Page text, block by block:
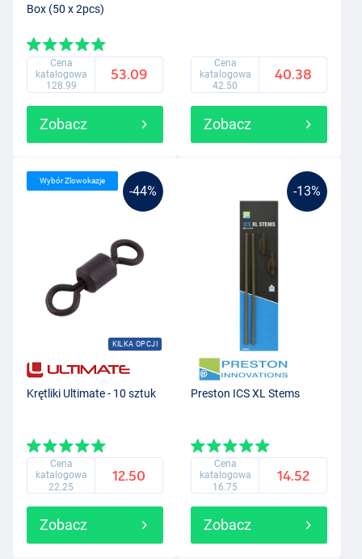
Box (50 x 2pcs)
Cena
katalogowa
128.99
53.09
Zobacz
Cena
katalogowa
42.50
40.38
Zobacz
-44%
KILKA OPCJI
Wybór Zlowokazje
Krętliki Ultimate - 10 sztuk
Cena
katalogowa
22.25
12.50
Zobacz
-13%
Preston ICS XL Stems
Cena
katalogowa
16.75
14.52
Zobacz